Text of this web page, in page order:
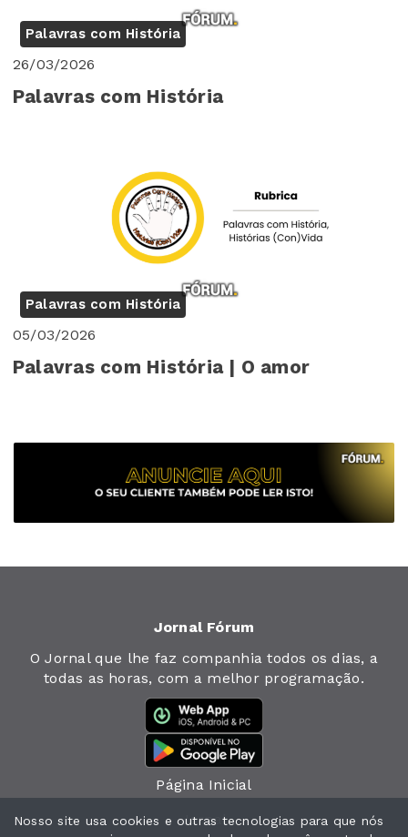
Palavras com História
26/03/2026
Palavras com História
Palavras com História
05/03/2026
Palavras com História | O amor
Jornal Fórum
O Jornal que lhe faz companhia todos os dias, a
todas as horas, com a melhor programação.
Página Inicial
Jornal
Nosso site usa cookies e outras tecnologias para que nós